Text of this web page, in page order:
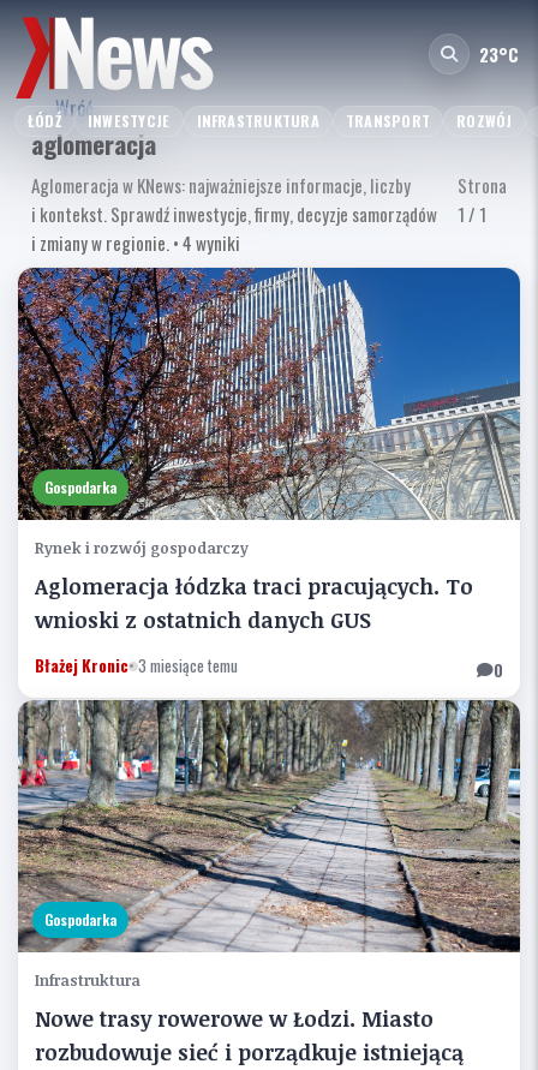
23°C
ŁÓDŹ INWESTYCJE INFRASTRUKTURA TRANSPORT ROZWÓJ
← Wróć
aglomeracja
Aglomeracja w KNews: najważniejsze informacje, liczby
i kontekst. Sprawdź inwestycje, firmy, decyzje samorządów
i zmiany w regionie. • 4 wyniki
Strona
1 / 1
Gospodarka
Rynek i rozwój gospodarczy
Aglomeracja łódzka traci pracujących. To
wnioski z ostatnich danych GUS
Błażej Kronic•3 miesiące temu 0
Gospodarka
Infrastruktura
Nowe trasy rowerowe w Łodzi. Miasto
rozbudowuje sieć i porządkuje istniejącą